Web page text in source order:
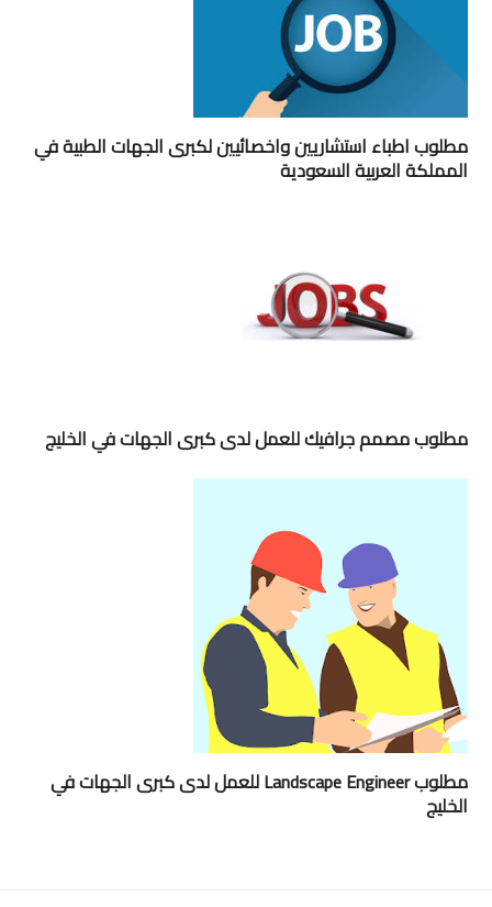
مطلوب اطباء استشاريين واخصائيين لكبرى الجهات الطبية في
المملكة العربية السعودية
مطلوب مصمم جرافيك للعمل لدى كبرى الجهات في الخليج
مطلوب Landscape Engineer للعمل لدى كبرى الجهات في
الخليج